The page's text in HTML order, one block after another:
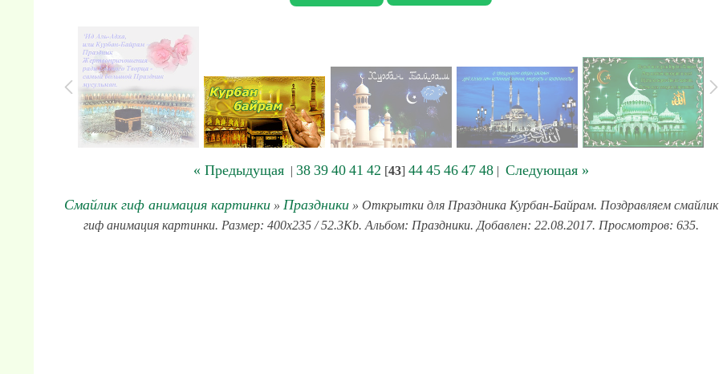
« Предыдущая| 38 39 40 41 42 [43] 44 45 46 47 48| Следующая »
Смайлик гиф анимация картинки» Праздники» Открытки для Праздника Курбан-Байрам. Поздравляем смайлик
гиф анимация картинки. Размер: 400x235 / 52.3Kb. Альбом: Праздники. Добавлен: 22.08.2017. Просмотров: 635.